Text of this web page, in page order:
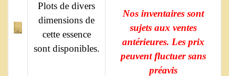
Plots de divers
dimensions de
cette essence
sont disponibles.
Nos inventaires sont
sujets aux ventes
antérieures. Les prix
peuvent fluctuer sans
préavis